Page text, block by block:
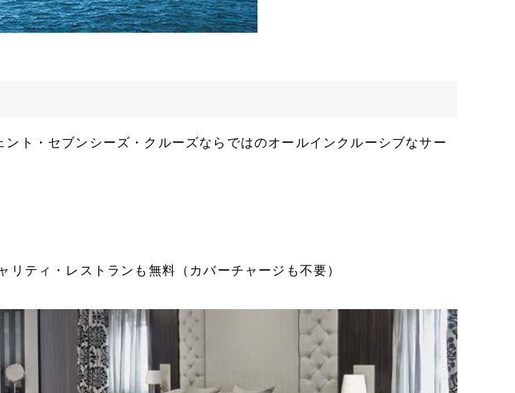
ト・セブンシーズ・クルーズならではのオールインクルーシブなサー
ティ・レストランも無料（カバーチャージも不要）